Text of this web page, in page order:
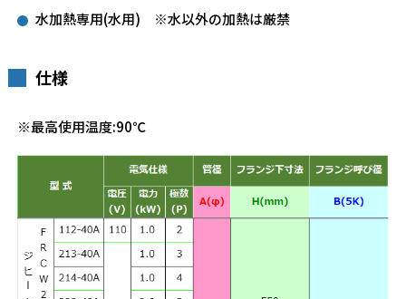
水加熱専用(水用) ※水以外の加熱は厳禁
仕様
※最高使用温度:90℃